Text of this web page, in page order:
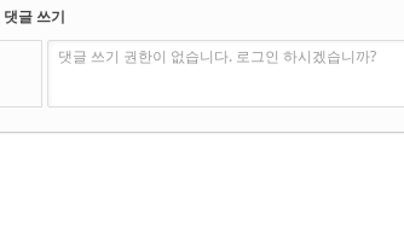
댓글 쓰기
댓글 쓰기 권한이 없습니다. 로그인 하시겠습니까?